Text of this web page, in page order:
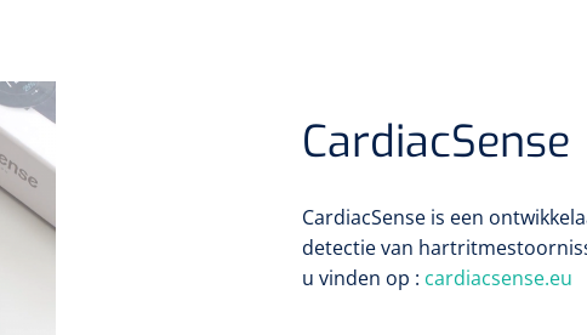
CardiacSense
CardiacSense is een
detectie van
u vinden op : cardiacsense.eu